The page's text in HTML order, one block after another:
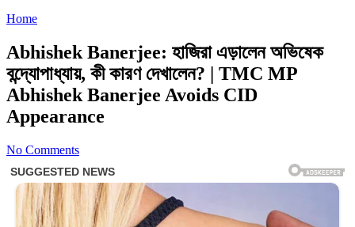
Home
Abhishek Banerjee: হাজিরা এড়ালেন অভিষেক
বন্দ্যোপাধ্যায়, কী কারণ দেখালেন? | TMC MP
Abhishek Banerjee Avoids CID
Appearance
No Comments